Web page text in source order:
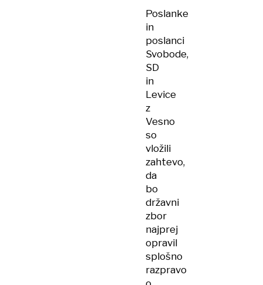
Poslanke
in
poslanci
Svobode,
SD
in
Levice
z
Vesno
so
vložili
zahtevo,
da
bo
državni
zbor
najprej
opravil
splošno
razpravo